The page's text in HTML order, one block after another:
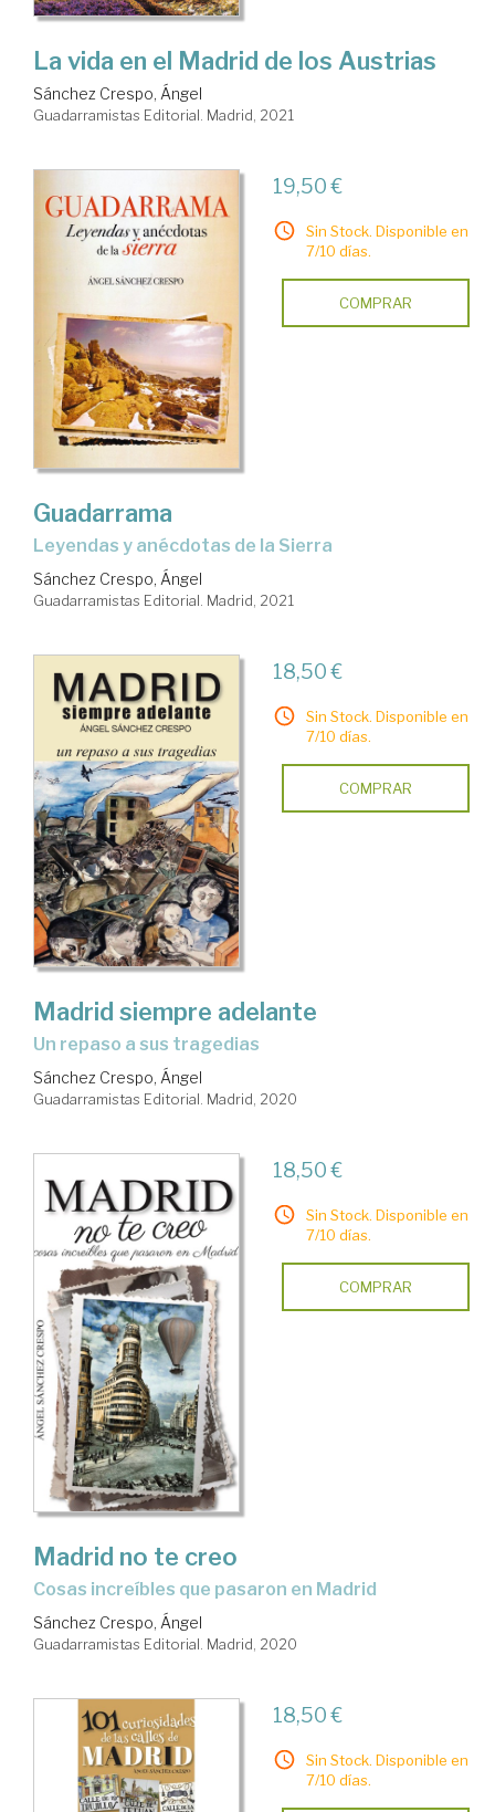
La vida en el Madrid de los Austrias
Sánchez Crespo, Ángel
Guadarramistas Editorial. Madrid, 2021
19,50 €
Sin Stock. Disponible en
7/10 días.
COMPRAR
Guadarrama
leyendas y anécdotas de la Sierra
Sánchez Crespo, Ángel
Guadarramistas Editorial. Madrid, 2021
18,50 €
Sin Stock. Disponible en
7/10 días.
COMPRAR
Madrid siempre adelante
un repaso a sus tragedias
Sánchez Crespo, Ángel
Guadarramistas Editorial. Madrid, 2020
18,50 €
Sin Stock. Disponible en
7/10 días.
COMPRAR
Madrid no te creo
cosas increíbles que pasaron en Madrid
Sánchez Crespo, Ángel
Guadarramistas Editorial. Madrid, 2020
18,50 €
Sin Stock. Disponible en
7/10 días.